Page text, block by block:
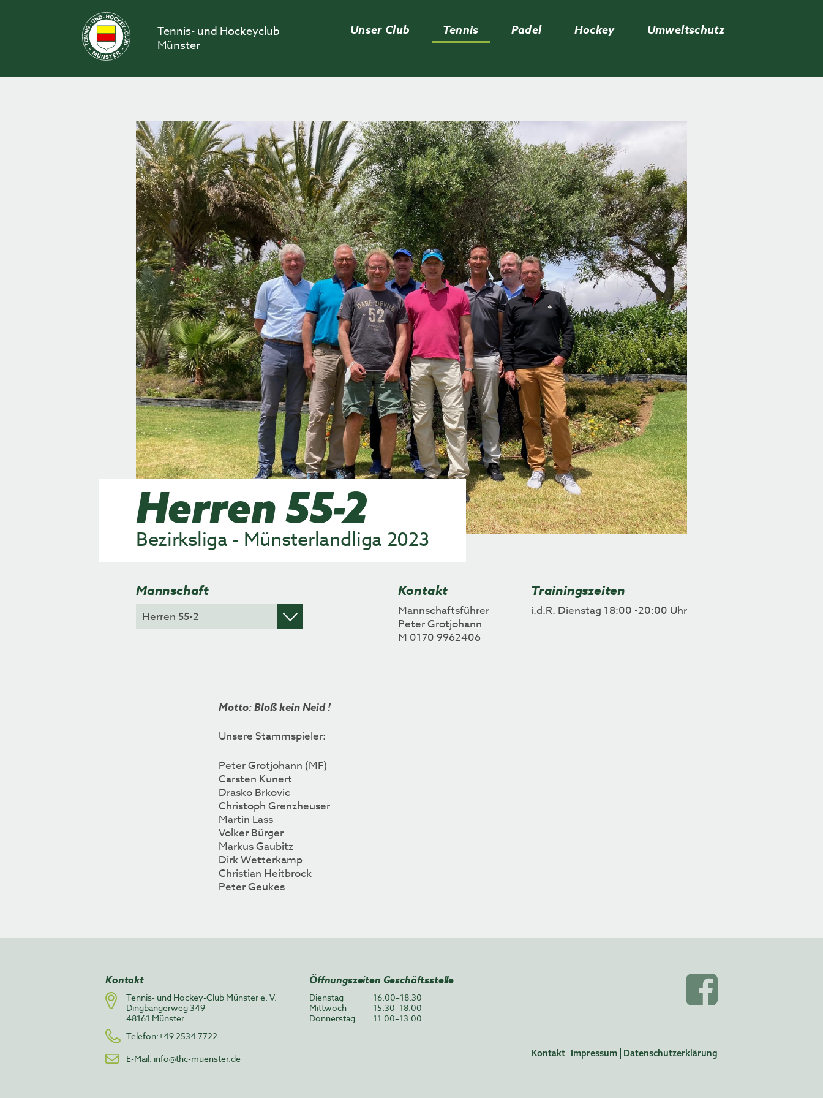
Tennis- und Hockeyclub
Münster
Unser Club Tennis Padel Hockey Umweltschutz
Herren 55-2
Bezirksliga - Münsterlandliga 2023
Mannschaft Trainingszeiten
i.d.R. Dienstag 18:00 -20:00 Uhr
Kontakt
Mannschaftsführer
Peter Grotjohann
M 0170 9962406
Motto: Bloß kein Neid !
Unsere Stammspieler:
Peter Grotjohann (MF)
Carsten Kunert
Drasko Brkovic
Christoph Grenzheuser
Martin Lass
Volker Bürger
Markus Gaubitz
Dirk Wetterkamp
Christian Heitbrock
Peter Geukes
Kontakt
Tennis- und Hockey-Club Münster e. V.
Dingbängerweg 349
48161 Münster
Telefon:+49 2534 7722
E-Mail: info@thc-muenster.de
Öffnungszeiten Geschäftsstelle
Dienstag
16.00–18.30
Mittwoch
15.30–18.00
Donnerstag
11.00–13.00
Kontakt Impressum Datenschutzerklärung